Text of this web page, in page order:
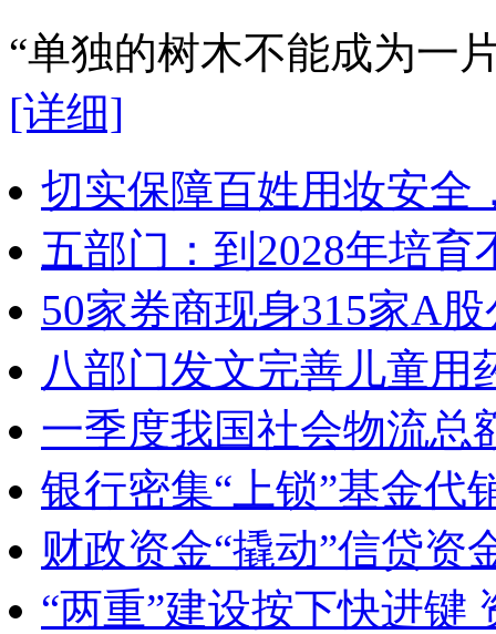
“单独的树木不能成为一
[详细]
切实保障百姓用妆安全
五部门：到2028年培
50家券商现身315家A
八部门发文完善儿童用
一季度我国社会物流总
银行密集“上锁”基金代
财政资金“撬动”信贷资
“两重”建设按下快进键